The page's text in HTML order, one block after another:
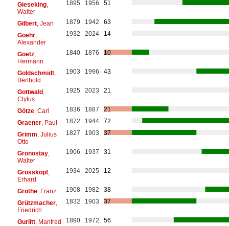
Gieseking,
Walter
1895 1956 51
Gilbert, Jean 1879 1942
63
Goehr,
Alexander
1932 2024 14
Goetz,
Hermann
1840 1876 10
Goldschmidt,
Berthold
1903 1996 43
Gottwald,
Clytus
1925 2023 21
Götze, Carl 1836 1887
21
Graener, Paul 1872 1944
72
Grimm , Julius
Otto
1827 1903 37
Gronostay,
Walter
1906 1937 31
Grosskopf,
Erhard
1934 2025 12
Grothe, Franz 1908 1982
38
Grützmacher,
Friedrich
1832 1903 37
Gurlitt, Manfred 1890 1972
56